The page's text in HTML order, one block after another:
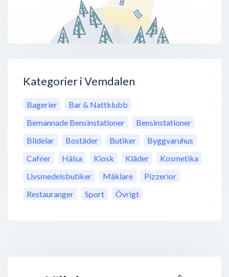
Kategorier i Vemdalen
Bagerier
Bar & Nattklubb
Bemannade Bensinstationer
Bensinstationer
Bildelar
Bostäder Butiker
Byggvaruhus
Caféer
Hälsa Kiosk Kläder
Kosmetika
Livsmedelsbutiker
Mäklare
Pizzerior
Restauranger
Sport Övrigt